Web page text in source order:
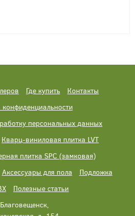
Где купить
Контакты
конфиденциальности
персональных данных
Кварц-виниловая плитка LVT
плитка SPC (замковая)
Аксессуары для пола
Подложка
Полезные статьи